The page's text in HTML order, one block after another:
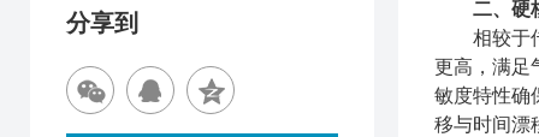
二、硬
相较于
更高，满足
敏度特性确
移与时间漂
分享到